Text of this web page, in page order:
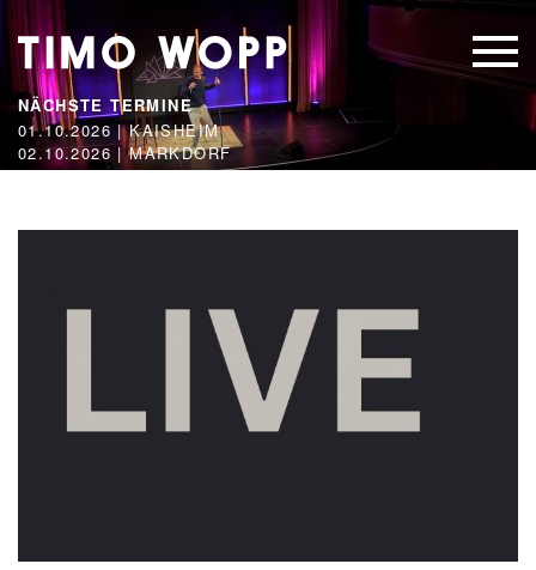
NÄCHSTE TERMINE
01.10.2026 | KAISHEIM
02.10.2026 | MARKDORF